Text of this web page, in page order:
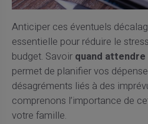
Anticiper ces éventuels
essentielle pour réduire le
budget. Savoir quand
permet de planifier vos
désagréments liés à des
comprenons l’importance de
votre famille.